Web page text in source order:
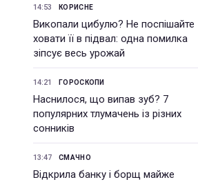
14:53 КОРИСНЕ
Викопали цибулю? Не поспішайте
ховати її в підвал: одна помилка
зіпсує весь урожай
14:21 ГОРОСКОПИ
Наснилося, що випав зуб? 7
популярних тлумачень із різних
сонників
13:47 СМАЧНО
Відкрила банку і борщ майже